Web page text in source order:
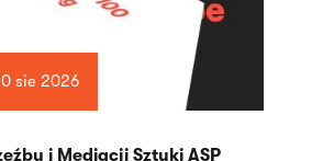
sie 2026
i Mediacji Sztuki ASP